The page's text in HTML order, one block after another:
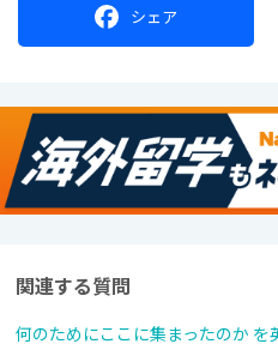
シェア
関連する質問
何のためにここに集まったのか を